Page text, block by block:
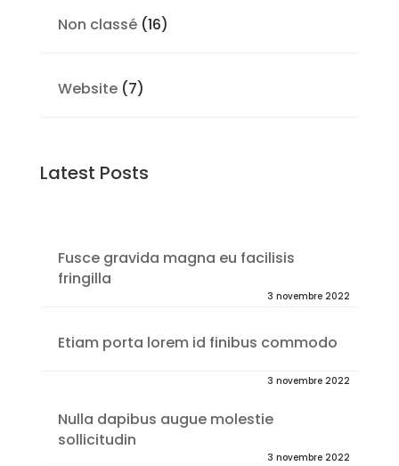
Non classé(16)
Website(7)
Latest Posts
Fusce gravida magna eu facilisis
fringilla
3 novembre 2022
Etiam porta lorem id finibus commodo
3 novembre 2022
Nulla dapibus augue molestie
sollicitudin
3 novembre 2022